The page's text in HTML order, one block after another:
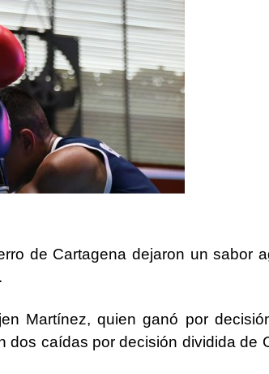
de Cartagena dejaron un sabor
Martínez, quien ganó por
dos caídas por decisión dividida de